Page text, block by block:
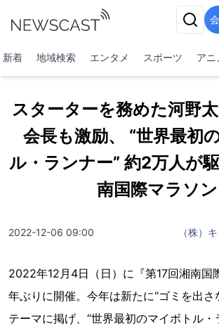
新着 地域検索 エンタメ スポーツ アニ
スターターを務めた河野
会長も激励、 “世界最初
ル・ランナー” 約2万人が
南国際マラソン
2022-12-06 09:00 （株）
2022年12月4日（日）に『第17回湘南国
年ぶりに開催。今年は新たに“ゴミを出さ
テーマに掲げ、“世界最初のマイボトル・